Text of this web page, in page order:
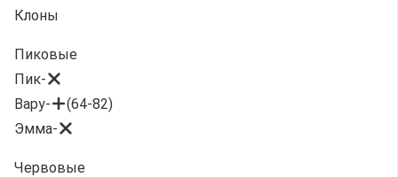
Клоны
Пиковые
Пик-
Вару-
(64-82)
Эмма-
Червовые